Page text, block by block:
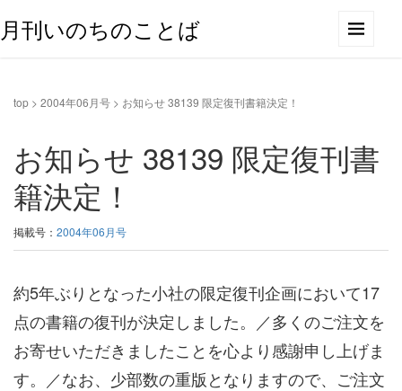
月刊いのちのことば
top > 2004年06月号 > お知らせ 38139 限定復刊書籍決定！
お知らせ 38139 限定復刊書
籍決定！
掲載号： 2004年06月号
約5年ぶりとなった小社の限定復刊企画において17
点の書籍の復刊が決定しました。／多くのご注文を
お寄せいただきましたことを心より感謝申し上げま
す。／なお、少部数の重版となりますので、ご注文